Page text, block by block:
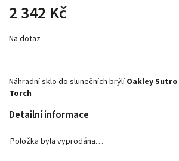
2 342 Kč
Na dotaz
Náhradní sklo do slunečních brýlíOakley Sutro
Torch
Detailní informace
Položka byla vyprodána…